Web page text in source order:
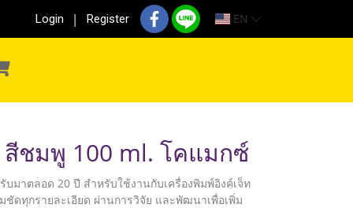
Login Register EN
สีชมพู 100 ml. โคแมกซ์
มาตลอด 20 ปี สำหรับใช้งานกับเครื่องพิมพ์อิงค์เจ็ท
ทุกรายละเอียด ผ่านการวิจัย และพัฒนาเพื่อเพิ่ม